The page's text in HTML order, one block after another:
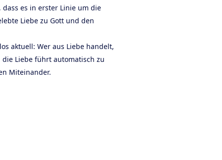
es in erster Linie um die
Liebe zu Gott und den
aktuell: Wer aus Liebe handelt,
Liebe führt automatisch zu
Miteinander.